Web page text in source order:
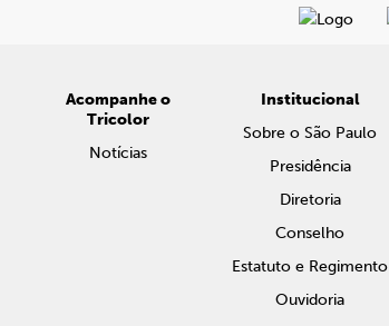
Acompanhe o
Tricolor
Notícias
Institucional
Sobre o São Paulo
Presidência
Diretoria
Conselho
Estatuto e Regimento
Ouvidoria